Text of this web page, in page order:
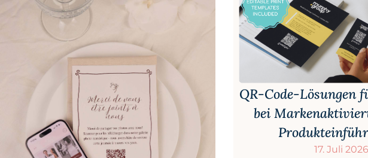
QR-Code-Lösungen
bei
17. Juli 2026